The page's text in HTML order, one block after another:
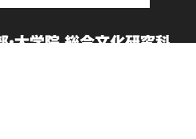
大学院 総合文化研究科